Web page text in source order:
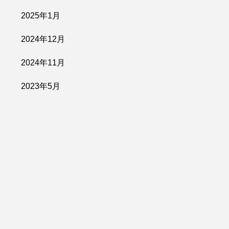
2025年1月
2024年12月
2024年11月
2023年5月